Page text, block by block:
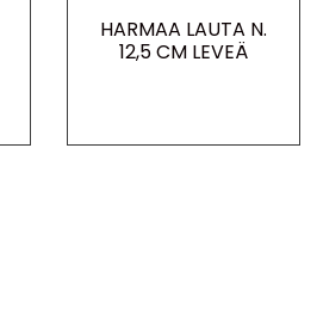
HARMAA LAUTA N.
12,5 CM LEVEÄ